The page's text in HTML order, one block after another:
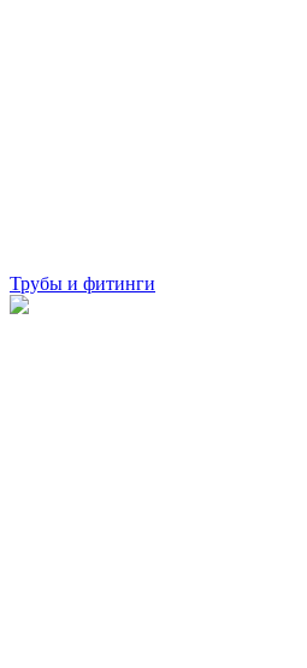
Трубы и фитинги